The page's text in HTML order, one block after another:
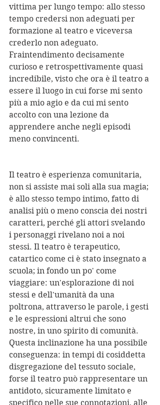
vittima per lungo tempo: allo stesso
tempo credersi non adeguati per
formazione al teatro e viceversa
crederlo non adeguato.
Fraintendimento decisamente
curioso e retrospettivamente quasi
incredibile, visto che ora è il teatro a
essere il luogo in cui forse mi sento
più a mio agio e da cui mi sento
accolto con una lezione da
apprendere anche negli episodi
meno convincenti.
Il teatro è esperienza comunitaria,
non si assiste mai soli alla sua magia;
è allo stesso tempo intimo, fatto di
analisi più o meno conscia dei nostri
caratteri, perché gli attori svelando
i personaggi rivelano noi a noi
stessi. Il teatro è terapeutico,
catartico come ci è stato insegnato a
scuola; in fondo un po' come
viaggiare: un'esplorazione di noi
stessi e dell'umanità da una
poltrona, attraverso le parole, i gesti
e le espressioni altrui che sono
nostre, in uno spirito di comunità.
Questa inclinazione ha una possibile
conseguenza: in tempi di cosiddetta
disgregazione del tessuto sociale,
forse il teatro può rappresentare un
antidoto, sicuramente limitato e
specifico nelle sue connotazioni, alle